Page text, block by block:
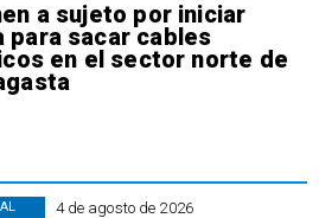
a sujeto por iniciar
para sacar cables
en el sector norte de
4 de agosto de 2026